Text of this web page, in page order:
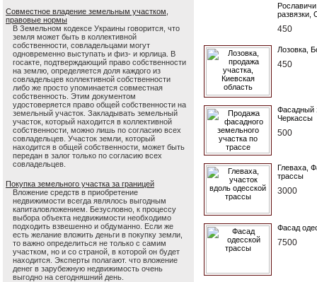
Совместное владение земельным участком,
правовые нормы
В Земельном кодексе Украины говорится, что
земля может быть в коллективной
собственности, совладельцами могут
одновременно выступать и физ- и юрлица. В
госакте, подтверждающий право собственности
на землю, определяется доля каждого из
совладельцев коллективной собственности
либо же просто упоминается совместная
собственность. Этим документом
удостоверяется право общей собственности на
земельный участок. Закладывать земельный
участок, который находится в коллективной
собственности, можно лишь по согласию всех
совладельцев. Участок земли, который
находится в общей собственности, может быть
передан в залог только по согласию всех
совладельцев.
Покупка земельного участка за границей
Вложение средств в приобретение
недвижимости всегда являлось выгодным
капиталовложением. Безусловно, к процессу
выбора объекта недвижимости необходимо
подходить взвешенно и обдуманно. Если же
есть желание вложить деньги в покупку земли,
то важно определиться не только с самим
участком, но и со страной, в которой он будет
находится. Эксперты полагают. что вложение
денег в зарубежную недвижимость очень
выгодно на сегодняшний день.
развязки,
450
Лозовка,
450
Фасадный
Черкассы
500
Глеваха,
трассы
3000
Фасад
7500